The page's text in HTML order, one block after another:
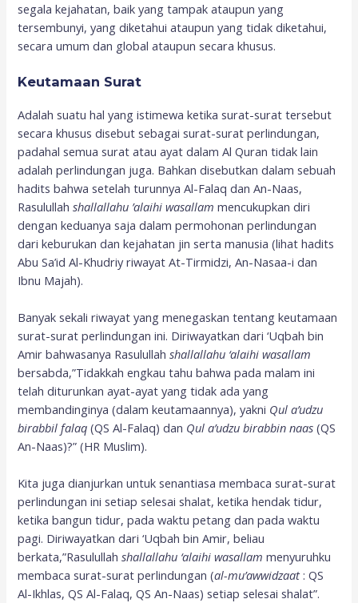
segala kejahatan, baik yang tampak ataupun yang
tersembunyi, yang diketahui ataupun yang tidak diketahui,
secara umum dan global ataupun secara khusus.
Keutamaan Surat
Adalah suatu hal yang istimewa ketika surat-surat tersebut
secara khusus disebut sebagai surat-surat perlindungan,
padahal semua surat atau ayat dalam Al Quran tidak lain
adalah perlindungan juga. Bahkan disebutkan dalam sebuah
hadits bahwa setelah turunnya Al-Falaq dan An-Naas,
Rasulullahshallallahu ’alaihi wasallam mencukupkan diri
dengan keduanya saja dalam permohonan perlindungan
dari keburukan dan kejahatan jin serta manusia (lihat hadits
Abu Sa’id Al-Khudriy riwayat At-Tirmidzi, An-Nasaa-i dan
Ibnu Majah).
Banyak sekali riwayat yang menegaskan tentang keutamaan
surat-surat perlindungan ini. Diriwayatkan dari ‘Uqbah bin
Amir bahwasanya Rasulullahshallallahu ‘alaihi wasallam
bersabda,”Tidakkah engkau tahu bahwa pada malam ini
telah diturunkan ayat-ayat yang tidak ada yang
membandinginya (dalam keutamaannya), yakni Qul a’udzu
birabbil falaq (QS Al-Falaq) dan Qul a’udzu birabbin naas (QS
An-Naas)?” (HR Muslim).
Kita juga dianjurkan untuk senantiasa membaca surat-surat
perlindungan ini setiap selesai shalat, ketika hendak tidur,
ketika bangun tidur, pada waktu petang dan pada waktu
pagi. Diriwayatkan dari ‘Uqbah bin Amir, beliau
berkata,”Rasulullahshallallahu ‘alaihi wasallammenyuruhku
membaca surat-surat perlindungan (al-mu’awwidzaat: QS
Al-Ikhlas, QS Al-Falaq, QS An-Naas) setiap selesai shalat”.